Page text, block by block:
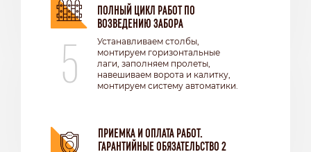
5
ПОЛНЫЙ ЦИКЛ РАБОТ ПО
ВОЗВЕДЕНИЮ ЗАБОРА
Устанавливаем столбы,
монтируем горизонтальные
лаги, заполняем пролеты,
навешиваем ворота и калитку,
монтируем систему автоматики.
ПРИЕМКА И ОПЛАТА РАБОТ.
ГАРАНТИЙНЫЕ ОБЯЗАТЕЛЬСТВО 2